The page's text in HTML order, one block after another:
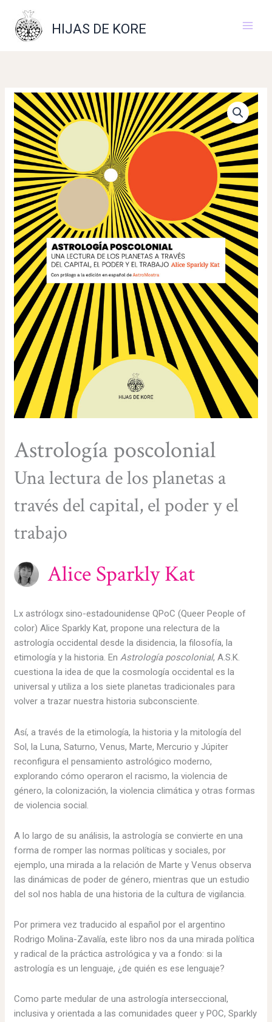
contenido
HIJAS DE KORE
Astrología poscolonial
Una lectura de los planetas a
través del capital, el poder y el
trabajo
Alice Sparkly Kat
Lx astrólogx sino-estadounidense QPoC (Queer People of
color) Alice Sparkly Kat, propone una relectura de la
astrología occidental desde la disidencia, la filosofía, la
etimología y la historia. EnAstrología poscolonial, A.S.K.
cuestiona la idea de que la cosmología occidental es la
universal y utiliza a los siete planetas tradicionales para
volver a trazar nuestra historia subconsciente.
Así, a través de la etimología, la historia y la mitología del
Sol, la Luna, Saturno, Venus, Marte, Mercurio y Júpiter
reconfigura el pensamiento astrológico moderno,
explorando cómo operaron el racismo, la violencia de
género, la colonización, la violencia climática y otras formas
de violencia social.
A lo largo de su análisis, la astrología se convierte en una
forma de romper las normas políticas y sociales, por
ejemplo, una mirada a la relación de Marte y Venus observa
las dinámicas de poder de género, mientras que un estudio
del sol nos habla de una historia de la cultura de vigilancia.
Por primera vez traducido al español por el argentino
Rodrigo Molina-Zavalía, este libro nos da una mirada política
y radical de la práctica astrológica y va a fondo: si la
astrología es un lenguaje, ¿de quién es ese lenguaje?
Como parte medular de una astrología interseccional,
inclusiva y orientada a las comunidades queer y POC, Sparkly